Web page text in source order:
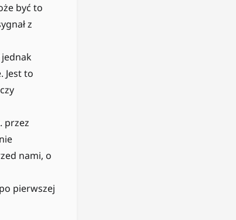
być to
z
Jest to
przez
nami, o
pierwszej